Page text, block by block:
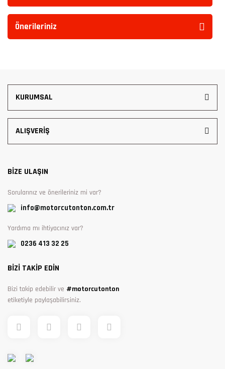
Önerileriniz
KURUMSAL
ALIŞVERİŞ
BİZE ULAŞIN
Sorularınız ve önerileriniz mi var?
info@motorcutonton.com.tr
Yardıma mı ihtiyacınız var?
0236 413 32 25
BİZİ TAKİP EDİN
Bizi takip edebilir ve #motorcutonton
etiketiyle paylaşabilirsiniz.